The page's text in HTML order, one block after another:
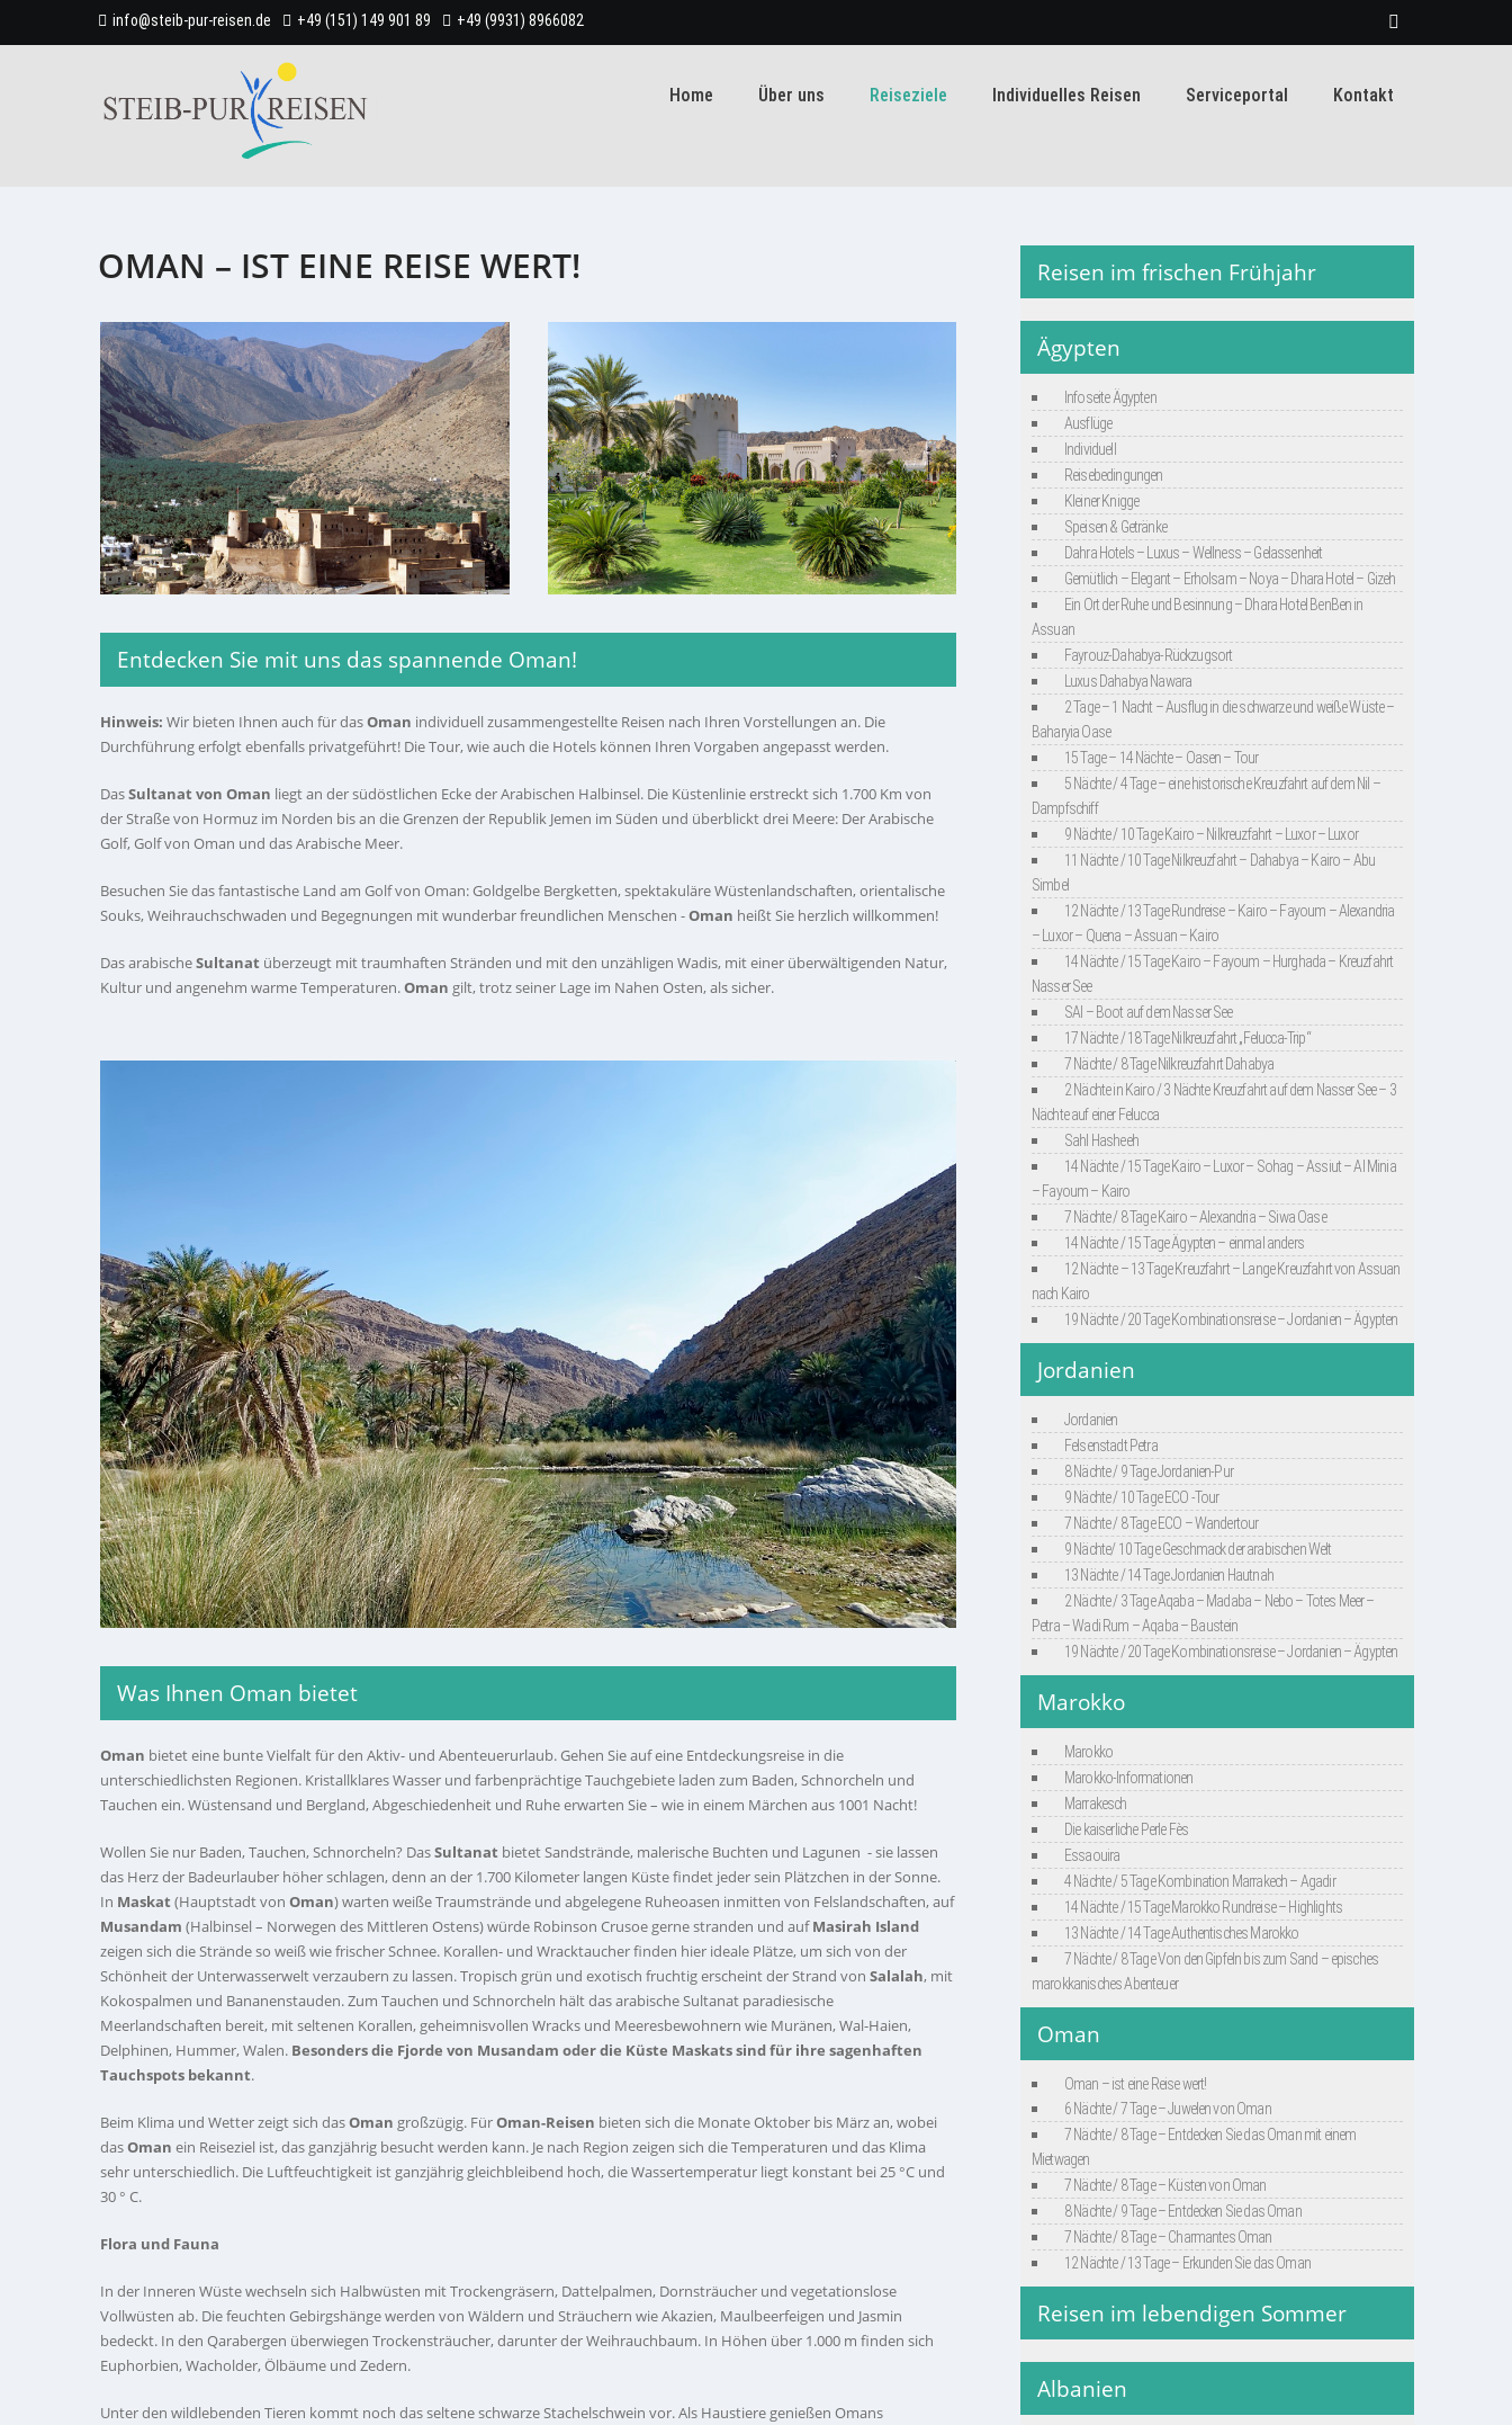
+49 (9931) 8966082
+49 (151) 149 901 89
info@steib-pur-reisen.de
Home Über uns Reiseziele Individuelles Reisen Serviceportal Kontakt
OMAN – IST EINE REISE WERT!
Entdecken Sie mit uns das spannende Oman!
Hinweis: Wir bieten Ihnen auch für dasOman individuell zusammengestellte Reisen nach Ihren Vorstellungen an. Die
Durchführung erfolgt ebenfalls privatgeführt! Die Tour, wie auch die Hotels können Ihren Vorgaben angepasst werden.
DasSultanat von Oman liegt an der südöstlichen Ecke der Arabischen Halbinsel. Die Küstenlinie erstreckt sich 1.700 Km von
der Straße von Hormuz im Norden bis an die Grenzen der Republik Jemen im Süden und überblickt drei Meere: Der Arabische
Golf, Golf von Oman und das Arabische Meer.
Besuchen Sie das fantastische Land am Golf von Oman: Goldgelbe Bergketten, spektakuläre Wüstenlandschaften, orientalische
Souks, Weihrauchschwaden und Begegnungen mit wunderbar freundlichen Menschen -Oman heißt Sie herzlich willkommen!
Das arabischeSultanat überzeugt mit traumhaften Stränden und mit den unzähligen Wadis, mit einer überwältigenden Natur,
Kultur und angenehm warme Temperaturen.Oman gilt, trotz seiner Lage im Nahen Osten, als sicher.
Was Ihnen Oman bietet
Oman bietet eine bunte Vielfalt für den Aktiv- und Abenteuerurlaub. Gehen Sie auf eine Entdeckungsreise in die
unterschiedlichsten Regionen. Kristallklares Wasser und farbenprächtige Tauchgebiete laden zum Baden, Schnorcheln und
Tauchen ein. Wüstensand und Bergland, Abgeschiedenheit und Ruhe erwarten Sie – wie in einem Märchen aus 1001 Nacht!
Wollen Sie nur Baden, Tauchen, Schnorcheln? DasSultanat bietet Sandstrände, malerische Buchten und Lagunen - sie lassen
das Herz der Badeurlauber höher schlagen, denn an der 1.700 Kilometer langen Küste findet jeder sein Plätzchen in der Sonne.
In Maskat (Hauptstadt von Oman) warten weiße Traumstrände und abgelegene Ruheoasen inmitten von Felslandschaften, auf
Musandam (Halbinsel – Norwegen des Mittleren Ostens) würde Robinson Crusoe gerne stranden und aufMasirah Island
zeigen sich die Strände so weiß wie frischer Schnee. Korallen- und Wracktaucher finden hier ideale Plätze, um sich von der
Schönheit der Unterwasserwelt verzaubern zu lassen. Tropisch grün und exotisch fruchtig erscheint der Strand von Salalah, mit
Kokospalmen und Bananenstauden. Zum Tauchen und Schnorcheln hält das arabische Sultanat paradiesische
Meerlandschaften bereit, mit seltenen Korallen, geheimnisvollen Wracks und Meeresbewohnern wie Muränen, Wal-Haien,
Delphinen, Hummer, Walen. Besonders die Fjorde von Musandam oder die Küste Maskats sind für ihre sagenhaften
Tauchspots bekannt.
Beim Klima und Wetter zeigt sich dasOman großzügig. FürOman-Reisen bieten sich die Monate Oktober bis März an, wobei
dasOman ein Reiseziel ist, das ganzjährig besucht werden kann. Je nach Region zeigen sich die Temperaturen und das Klima
sehr unterschiedlich. Die Luftfeuchtigkeit ist ganzjährig gleichbleibend hoch, die Wassertemperatur liegt konstant bei 25 °C und
30 ° C.
Flora und Fauna
In der Inneren Wüste wechseln sich Halbwüsten mit Trockengräsern, Dattelpalmen, Dornsträucher und vegetationslose
Vollwüsten ab. Die feuchten Gebirgshänge werden von Wäldern und Sträuchern wie Akazien, Maulbeerfeigen und Jasmin
bedeckt. In den Qarabergen überwiegen Trockensträucher, darunter der Weihrauchbaum. In Höhen über 1.000 m finden sich
Euphorbien, Wacholder, Ölbäume und Zedern.
Unter den wildlebenden Tieren kommt noch das seltene schwarze Stachelschwein vor. Als Haustiere genießen Omans
Reisen im frischen Frühjahr
Ägypten
Infoseite Ägypten
Ausflüge
Individuell
Reisebedingungen
Kleiner Knigge
Speisen & Getränke
Dahra Hotels – Luxus – Wellness – Gelassenheit
Gemütlich – Elegant – Erholsam – Noya – Dhara Hotel – Gizeh
Ein Ort der Ruhe und Besinnung – Dhara Hotel BenBen in
Assuan
Fayrouz-Dahabya-Rückzugsort
Luxus Dahabya Nawara
2 Tage – 1 Nacht – Ausflug in die schwarze und weiße Wüste –
Baharyia Oase
15 Tage – 14 Nächte – Oasen – Tour
5 Nächte / 4 Tage – eine historische Kreuzfahrt auf dem Nil –
Dampfschiff
9 Nächte / 10 Tage Kairo – Nilkreuzfahrt – Luxor – Luxor
11 Nächte / 10 Tage Nilkreuzfahrt – Dahabya – Kairo – Abu
Simbel
12 Nächte / 13 Tage Rundreise – Kairo – Fayoum – Alexandria
– Luxor – Quena – Assuan – Kairo
14 Nächte / 15 Tage Kairo – Fayoum – Hurghada – Kreuzfahrt
Nasser See
SAI – Boot auf dem Nasser See
17 Nächte / 18 Tage Nilkreuzfahrt „Felucca-Trip“
7 Nächte / 8 Tage Nilkreuzfahrt Dahabya
2 Nächte in Kairo / 3 Nächte Kreuzfahrt auf dem Nasser See – 3
Nächte auf einer Felucca
Sahl Hasheeh
14 Nächte / 15 Tage Kairo – Luxor – Sohag – Assiut – Al Minia
– Fayoum – Kairo
7 Nächte / 8 Tage Kairo – Alexandria – Siwa Oase
14 Nächte / 15 Tage Ägypten – einmal anders
12 Nächte – 13 Tage Kreuzfahrt – Lange Kreuzfahrt von Assuan
nach Kairo
19 Nächte / 20 Tage Kombinationsreise – Jordanien – Ägypten
Jordanien
Jordanien
Felsenstadt Petra
8 Nächte / 9 Tage Jordanien-Pur
9 Nächte / 10 Tage ECO -Tour
7 Nächte / 8 Tage ECO – Wandertour
9 Nächte/ 10 Tage Geschmack der arabischen Welt
13 Nächte / 14 Tage Jordanien Hautnah
2 Nächte / 3 Tage Aqaba – Madaba – Nebo – Totes Meer –
Petra – Wadi Rum – Aqaba – Baustein
19 Nächte / 20 Tage Kombinationsreise – Jordanien – Ägypten
Marokko
Marokko
Marokko-Informationen
Marrakesch
Die kaiserliche Perle Fès
Essaouira
4 Nächte / 5 Tage Kombination Marrakech – Agadir
14 Nächte / 15 Tage Marokko Rundreise – Highlights
13 Nächte / 14 Tage Authentisches Marokko
7 Nächte / 8 Tage Von den Gipfeln bis zum Sand – episches
marokkanisches Abenteuer
Oman
Oman – ist eine Reise wert!
6 Nächte / 7 Tage – Juwelen von Oman
7 Nächte / 8 Tage – Entdecken Sie das Oman mit einem
Mietwagen
7 Nächte / 8 Tage – Küsten von Oman
8 Nächte / 9 Tage – Entdecken Sie das Oman
7 Nächte / 8 Tage – Charmantes Oman
12 Nächte / 13 Tage – Erkunden Sie das Oman
Reisen im lebendigen Sommer
Albanien